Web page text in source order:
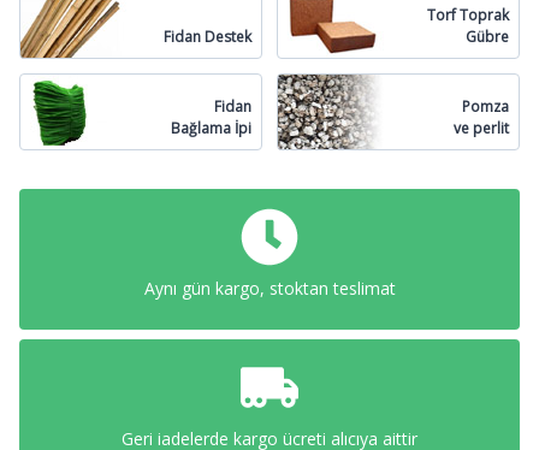
Fidan Destek
Torf Toprak
Gübre
Fidan
Bağlama İpi
Pomza
ve perlit
Aynı gün kargo, stoktan teslimat
Geri iadelerde kargo ücreti alıcıya aittir